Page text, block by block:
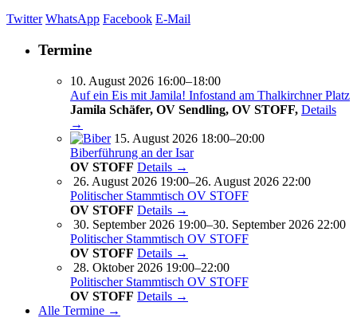
Twitter WhatsApp Facebook E-Mail
Termine
10. August 2026 16:00–18:00
Auf ein Eis mit Jamila! Infostand am Thalkirchner Platz
Jamila Schäfer, OV Sendling, OV STOFF, Details
→
15. August 2026 18:00–20:00
Biberführung an der Isar
OV STOFF Details →
26. August 2026 19:00–26. August 2026 22:00
Politischer Stammtisch OV STOFF
OV STOFF Details →
30. September 2026 19:00–30. September 2026 22:00
Politischer Stammtisch OV STOFF
OV STOFF Details →
28. Oktober 2026 19:00–22:00
Politischer Stammtisch OV STOFF
OV STOFF Details →
Alle Termine →